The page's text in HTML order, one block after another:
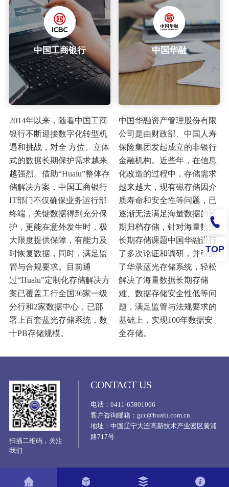
中国工商银行
2014年以来，随着中国工商
银行不断迎接数字化转型机
遇和挑战，对全 方位、立体
式的数据长期保护需求越来
越强烈。借助“Hualu”整体存
储解决方案，中国工商银行
IT部门不仅确保业务运行部
终端，关键数据得到充分保
护，更能在意外发生时，极
大限度提供保障，有能力及
时恢复数据，同时，满足监
管与合规要求。目前通
过“Hualu”定制化存储解决方
案已覆盖工行全国36家一级
分行和2家数据中心，已部
署上百套蓝光存储系统，数
十PB存储规模。
中国华融
中国华融资产管理股份有限
公司是由财政部、中国人寿
保险集团发起成立的非银行
金融机构。近些年，在信息
化改造的过程中，存储需求
越来越大，现有磁存储因介
质寿命和安全性等问题，已
逐渐无法满足海量数据的长
期归档存储，针对海量数据
长期存储课题中国华融进行
了多次论证和调研，并引进
了华录蓝光存储系统，轻松
解决了海量数据长期存储
难、数据存储安全性低等问
题，满足监管与法规要求的
基础上，实现100年数据安
全存储。
扫描二维码，关注
我们
CONTACT US
电话：0411-65801066
客户咨询邮箱：gcc@hualu.com.cn
地址：中国辽宁大连高新技术产业园区黄浦
路717号
TOP